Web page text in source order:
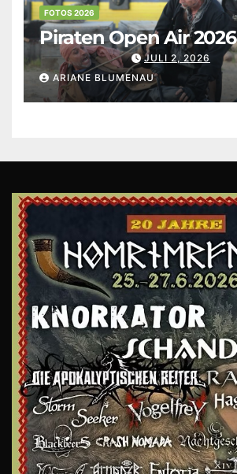
FOTOS 2026
Piraten Open Air 2026
JULI 2, 2026
ARIANE BLUMENAU